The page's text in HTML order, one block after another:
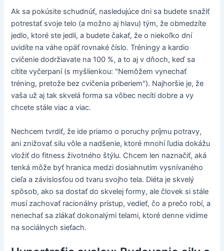
Ak sa pokúsite schudnúť, nasledujúce dni sa budete snažiť
potrestať svoje telo (a možno aj hlavu) tým, že obmedzíte
jedlo, ktoré ste jedli, a budete čakať, že o niekoľko dní
uvidíte na váhe opäť rovnaké číslo. Tréningy a kardio
cvičenie dodržiavate na 100 %, a to aj v dňoch, keď sa
cítite vyčerpaní (s myšlienkou: "Nemôžem vynechať
tréning, pretože bez cvičenia priberiem"). Najhoršie je, že
vaša už aj tak skvelá forma sa vôbec necíti dobre a vy
chcete stále viac a viac.
Nechcem tvrdiť, že ide priamo o poruchy príjmu potravy,
ani znižovať silu vôle a nadšenie, ktoré mnohí ľudia dokážu
vložiť do fitness životného štýlu. Chcem len naznačiť, aká
tenká môže byť hranica medzi dosiahnutím vysnívaného
cieľa a závislosťou od tvaru svojho tela. Diéta je skvelý
spôsob, ako sa dostať do skvelej formy, ale človek si stále
musí zachovať racionálny prístup, vedieť, čo a prečo robí, a
nenechať sa zlákať dokonalými telami, ktoré denne vidíme
na sociálnych sieťach.